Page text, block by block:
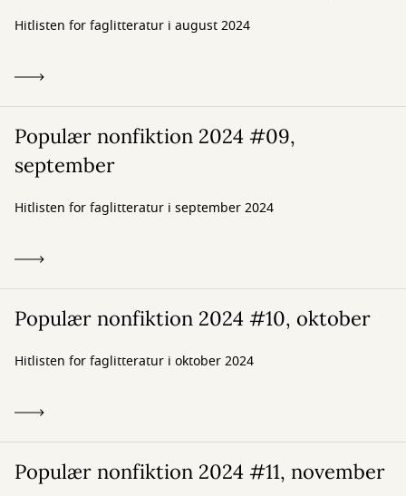
Hitlisten for faglitteratur i august 2024
Populær nonfiktion 2024 #09,
september
Hitlisten for faglitteratur i september 2024
Populær nonfiktion 2024 #10, oktober
Hitlisten for faglitteratur i oktober 2024
Populær nonfiktion 2024 #11, november